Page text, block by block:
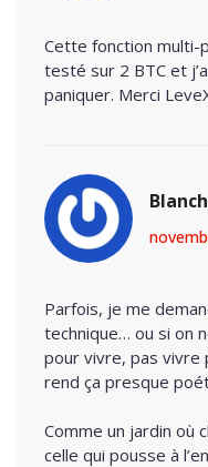
Cette fonction multi-
testé sur 2 BTC et
paniquer. Merci
Parfois, je me
technique… ou si on
pour vivre, pas vivre
rend ça presque
Comme un jardin où
celle qui pousse à